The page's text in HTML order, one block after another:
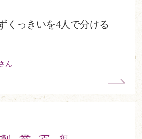
くっきいを4人で分ける
ん